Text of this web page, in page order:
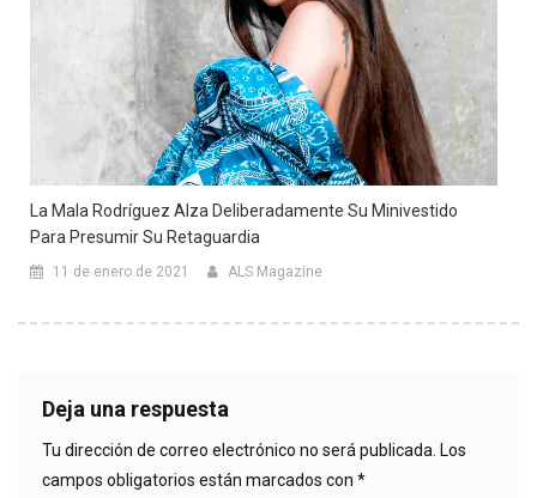
La Mala Rodríguez Alza Deliberadamente Su Minivestido
Para Presumir Su Retaguardia
11 de enero de 2021 ALS Magazine
Deja una respuesta
Tu dirección de correo electrónico no será publicada. Los
campos obligatorios están marcados con *